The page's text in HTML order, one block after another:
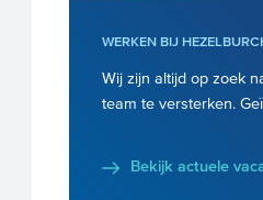
WERKEN BIJ
Wij zijn altijd op zoek
team te versterken.
Bekijk actuele